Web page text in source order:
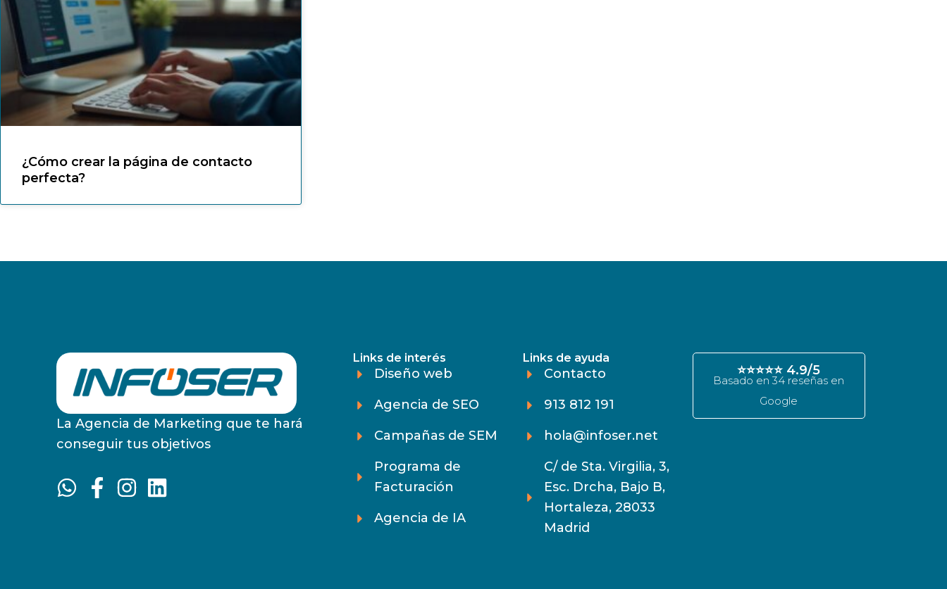
¿Cómo crear la página de contacto
perfecta?
La Agencia de Marketing que te hará
conseguir tus objetivos
Links de interés
Diseño web
Agencia de SEO
Campañas de SEM
Programa de
Facturación
Agencia de IA
Links de ayuda
Contacto
913 812 191
hola@infoser.net
C/ de Sta. Virgilia, 3,
Esc. Drcha, Bajo B,
Hortaleza, 28033
Madrid
⭐⭐⭐⭐⭐ 4.9/5
Basado en 34 reseñas en
Google